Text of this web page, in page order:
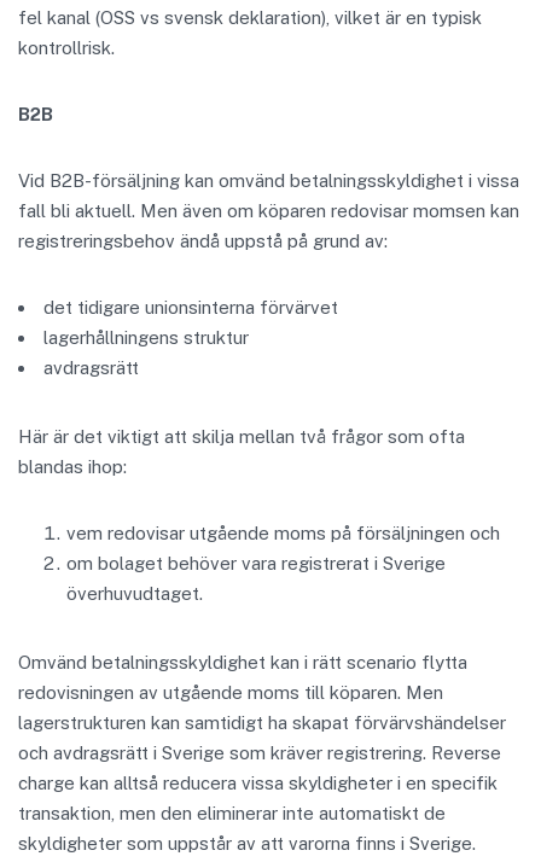
fel kanal (OSS vs svensk deklaration), vilket är en typisk
kontrollrisk.
B2B
Vid B2B-försäljning kan omvänd betalningsskyldighet i vissa
fall bli aktuell. Men även om köparen redovisar momsen kan
registreringsbehov ändå uppstå på grund av:
det tidigare unionsinterna förvärvet
lagerhållningens struktur
avdragsrätt
Här är det viktigt att skilja mellan två frågor som ofta
blandas ihop:
vem redovisar utgående moms på försäljningen och
om bolaget behöver vara registrerat i Sverige
överhuvudtaget.
Omvänd betalningsskyldighet kan i rätt scenario flytta
redovisningen av utgående moms till köparen. Men
lagerstrukturen kan samtidigt ha skapat förvärvshändelser
och avdragsrätt i Sverige som kräver registrering. Reverse
charge kan alltså reducera vissa skyldigheter i en specifik
transaktion, men den eliminerar inte automatiskt de
skyldigheter som uppstår av att varorna finns i Sverige.